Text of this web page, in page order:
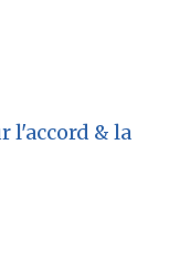
l'accord & la